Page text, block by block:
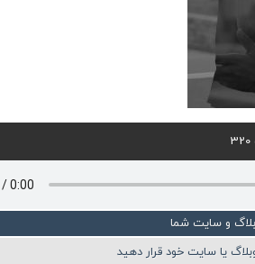
و سایت شما
یا سایت خود قرار دهید